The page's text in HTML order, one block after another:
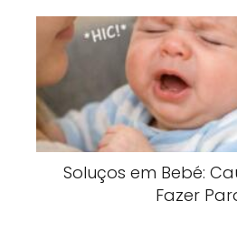
Soluços em Bebé:
Fazer